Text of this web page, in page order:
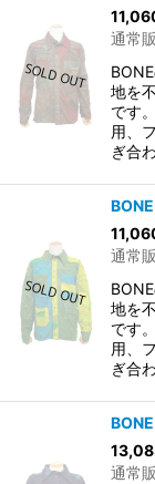
通常
地を
です
用、
ぎ合
通常
地を
です
用、
ぎ合
通常